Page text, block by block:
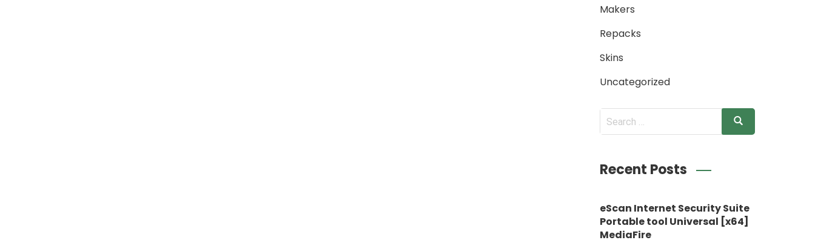
Makers
Repacks
Skins
Uncategorized
Recent Posts
eScan Internet Security Suite
Portable tool Universal [x64]
MediaFire